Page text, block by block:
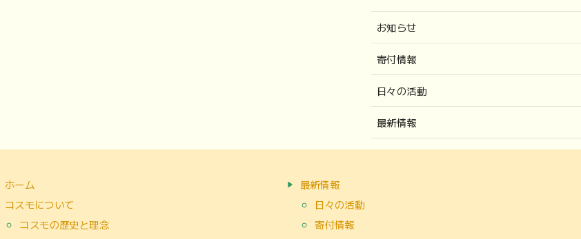
お知らせ
寄付情報
日々の活動
最新情報
ホーム
コスモについて
コスモの歴史と理念
最新情報
日々の活動
寄付情報